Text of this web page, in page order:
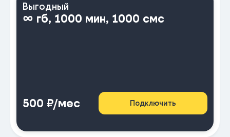
Выгодный
∞ гб, 1000 мин, 1000 смс
500 ₽/мес Подключить